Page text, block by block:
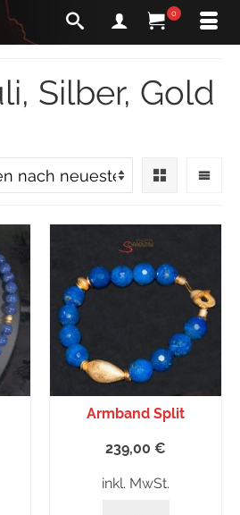
0
Silber, Gold
Armband Split
239,00 €
inkl. MwSt.